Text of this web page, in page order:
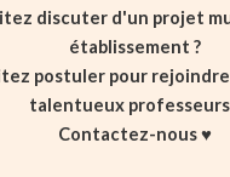
discuter d'un projet
établissement ?
postuler pour
talentueux professeurs
Contactez-nous ♥️